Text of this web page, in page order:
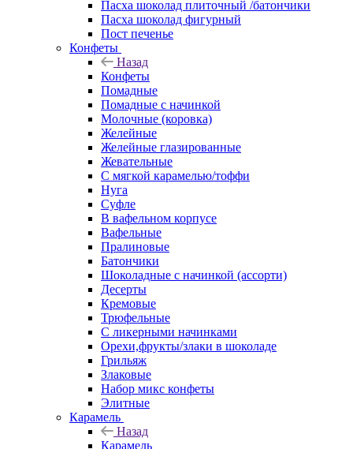
Пасха шоколад плиточный /батончики
Пасха шоколад фигурный
Пост печенье
Конфеты
Назад
Конфеты
Помадные
Помадные с начинкой
Молочные (коровка)
Желейные
Желейные глазированные
Жевательные
С мягкой карамелью/тоффи
Нуга
Суфле
В вафельном корпусе
Вафельные
Пралиновые
Батончики
Шоколадные с начинкой (ассорти)
Десерты
Кремовые
Трюфельные
С ликерными начинками
Орехи,фрукты/злаки в шоколаде
Грильяж
Злаковые
Набор микс конфеты
Элитные
Карамель
Назад
Карамель